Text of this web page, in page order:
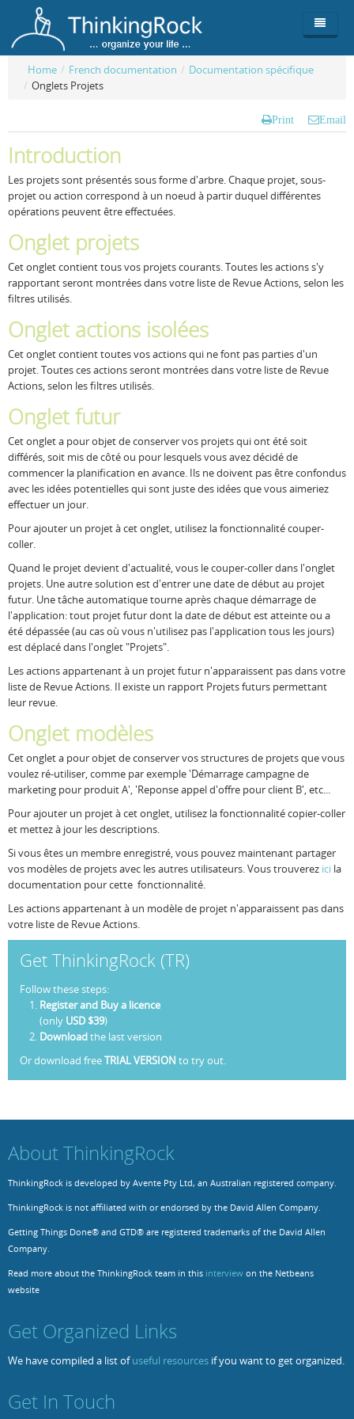
Overview
ThinkingRock vs competitors
ThinkingClock
Team
Functionality
Screenshots
Buy
Pricing
Compare free/paid
Purchase License
Login
Workflow
Be Productive
Beat Procrastination
Set Up Goals
Resources
Docs & Support
ThinkingRock in 3 steps
User Manuals
Documentation
Release Notes
Support
Forum Search
FAQs
Forums
Contact us
Download
Trial
About Licensed version
Licensed Software files
Project Templates
Sample files
Home / French documentation / Documentation spécifique
/ Onglets Projets
Print Email
Introduction
Les projets sont présentés sous forme d'arbre. Chaque projet, sous-
projet ou action correspond à un noeud à partir duquel différentes
opérations peuvent être effectuées.
Onglet projets
Cet onglet contient tous vos projets courants. Toutes les actions s'y
rapportant seront montrées dans votre liste de Revue Actions, selon les
filtres utilisés.
Onglet actions isolées
Cet onglet contient toutes vos actions qui ne font pas parties d'un
projet. Toutes ces actions seront montrées dans votre liste de Revue
Actions, selon les filtres utilisés.
Onglet futur
Cet onglet a pour objet de conserver vos projets qui ont été soit
différés, soit mis de côté ou pour lesquels vous avez décidé de
commencer la planification en avance. Ils ne doivent pas être confondus
avec les idées potentielles qui sont juste des idées que vous aimeriez
effectuer un jour.
Pour ajouter un projet à cet onglet, utilisez la fonctionnalité couper-
coller.
Quand le projet devient d'actualité, vous le couper-coller dans l'onglet
projets. Une autre solution est d'entrer une date de début au projet
futur. Une tâche automatique tourne après chaque démarrage de
l'application: tout projet futur dont la date de début est atteinte ou a
été dépassée (au cas où vous n'utilisez pas l'application tous les jours)
est déplacé dans l'onglet "Projets".
Les actions appartenant à un projet futur n'apparaissent pas dans votre
liste de Revue Actions. Il existe un rapport Projets futurs permettant
leur revue.
Onglet modèles
Cet onglet a pour objet de conserver vos structures de projets que vous
voulez ré-utiliser, comme par exemple 'Démarrage campagne de
marketing pour produit A', 'Reponse appel d'offre pour client B', etc...
Pour ajouter un projet à cet onglet, utilisez la fonctionnalité copier-coller
et mettez à jour les descriptions.
Si vous êtes un membre enregistré, vous pouvez maintenant partager
vos modèles de projets avec les autres utilisateurs. Vous trouverez ici la
documentation pour cette fonctionnalité.
Les actions appartenant à un modèle de projet n'apparaissent pas dans
votre liste de Revue Actions.
Get ThinkingRock (TR)
Follow these steps:
Register and Buy a licence
(only USD $39)
Downloadthe last version
Or download freeTRIAL VERSION to try out.
About ThinkingRock
ThinkingRock is developed by Avente Pty Ltd, an Australian registered company.
ThinkingRock is not affiliated with or endorsed by the David Allen Company.
Getting Things Done® and GTD® are registered trademarks of the David Allen
Company.
Read more about the ThinkingRock team in this interview on the Netbeans
website
Get Organized Links
We have compiled a list ofuseful resources if you want to get organized.
Get In Touch